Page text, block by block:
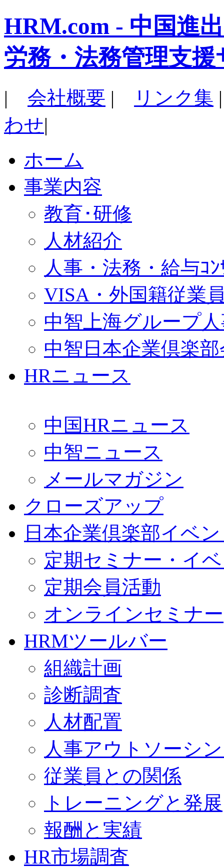
HRM.com - 中国進
労務・法務管理支援
| 会社概要 | リンク集
わせ|
ホーム
事業内容
教育･研修
人材紹介
人事・法務・給与ｺﾝ
VISA・外国籍従業
中智上海グループ
中智日本企業倶楽
HRニュース
中国HRニュース
中智ニュース
メールマガジン
クローズアップ
日本企業倶楽部イベ
定期セミナー・イ
定期会員活動
オンラインセミナー
HRMツールバー
組織計画
診断調査
人材配置
人事アウトソーシ
従業員との関係
トレーニングと発展
報酬と実績
HR市場調査